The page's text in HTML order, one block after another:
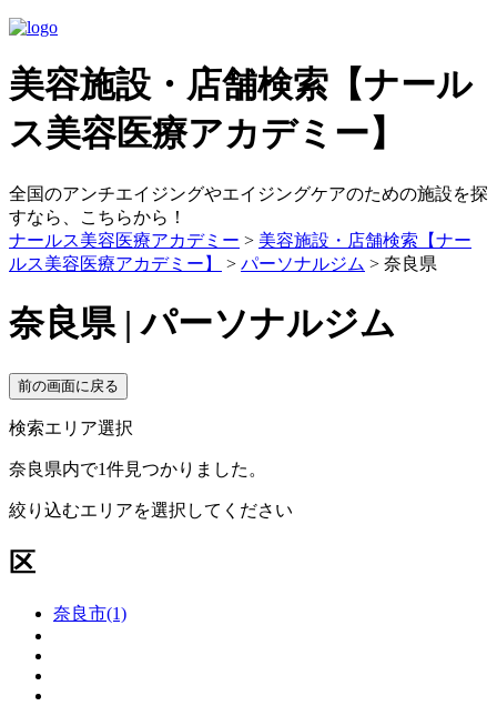
美容施設・店舗検索【ナール
ス美容医療アカデミー】
全国のアンチエイジングやエイジングケアのための施設を探
すなら、こちらから！
ナールス美容医療アカデミー > 美容施設・店舗検索【ナー
ルス美容医療アカデミー】
> パーソナルジム > 奈良県
奈良県 | パーソナルジム
検索エリア選択
奈良県内で1件見つかりました。
絞り込むエリアを選択してください
区
奈良市(1)